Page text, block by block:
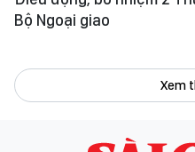
Bộ Ngoại giao
Xem